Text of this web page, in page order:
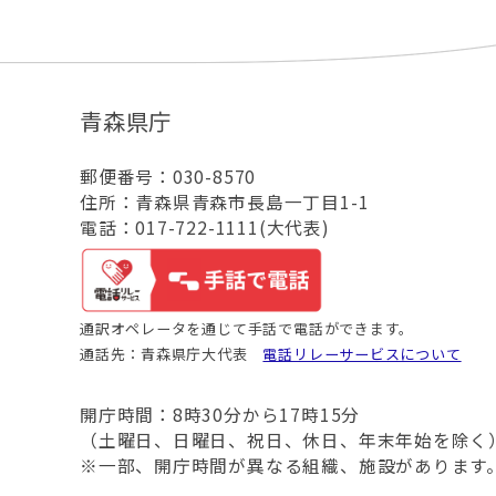
青森県庁
郵便番号：030-8570
住所：青森県青森市長島一丁目1-1
電話：017-722-1111(大代表)
通訳オペレータを通じて手話で電話ができます。
通話先：青森県庁大代表 電話リレーサービスについて
開庁時間：8時30分から17時15分
（土曜日、日曜日、祝日、休日、年末年始を除く
※一部、開庁時間が異なる組織、施設があります